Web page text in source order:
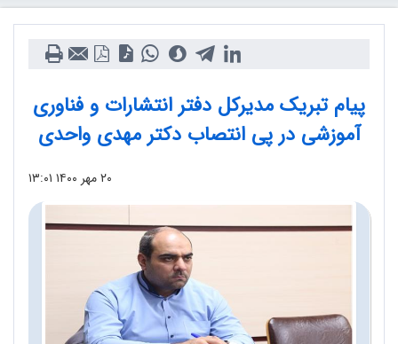
پیام تبریک مدیرکل دفتر انتشارات و فناوری
آموزشی در پی انتصاب دکتر مهدی واحدی
۲۰ مهر ۱۴۰۰ ۱۳:۰۱